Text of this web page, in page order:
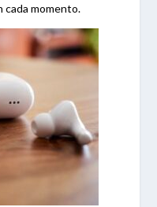
cada momento.